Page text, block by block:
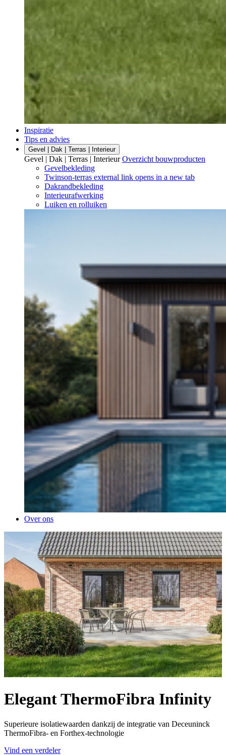
Inspiratie
Tips en advies
Gevel | Dak | Terras | Interieur
Gevel | Dak | Terras | Interieur Overzicht bouwproducten
Gevelbekleding
Twinson-terras external link opens in a new tab
Dakrandbekleding
Interieurafwerking
Luiken en rolluiken
Over ons
Elegant ThermoFibra Infinity
Superieure isolatiewaarden dankzij de integratie van Deceuninck
ThermoFibra- en Forthex-technologie
Vind een verdeler